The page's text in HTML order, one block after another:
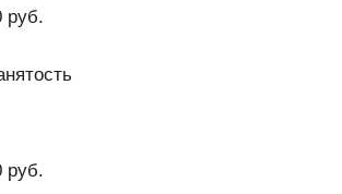
руб.
руб.